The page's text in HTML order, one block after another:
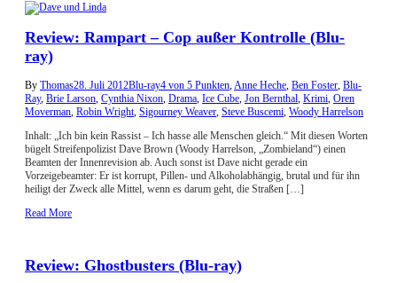
Review: Rampart – Cop außer Kontrolle (Blu-
ray)
By Thomas28. Juli 2012Blu-ray4 von 5 Punkten Anne Heche Ben Foster Blu-
Ray, Brie Larson Cynthia Nixon Drama Ice Cube Jon Bernthal Krimi Oren
Moverman Robin Wright Sigourney Weaver Steve Buscemi Woody Harrelson
Inhalt: „Ich bin kein Rassist – Ich hasse alle Menschen gleich.“ Mit diesen Worten
bügelt Streifenpolizist Dave Brown (Woody Harrelson, „Zombieland“) einen
Beamten der Innenrevision ab. Auch sonst ist Dave nicht gerade ein
Vorzeigebeamter: Er ist korrupt, Pillen- und Alkoholabhängig, brutal und für ihn
heiligt der Zweck alle Mittel, wenn es darum geht, die Straßen […]
Read More
Review: Ghostbusters (Blu-ray)